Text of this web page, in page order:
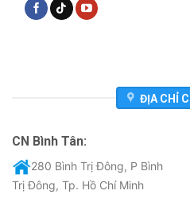
ĐỊA CHỈ
CN Bình Tân:
280 Bình Trị Đông, P Bình
Trị Đông, Tp. Hồ Chí Minh